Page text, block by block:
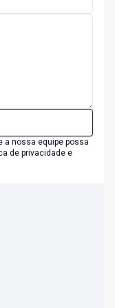
a nossa equipe possa
de privacidade e